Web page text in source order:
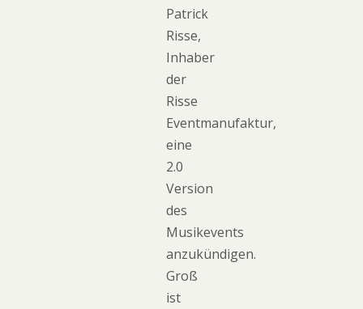
Patrick
Risse,
Inhaber
der
Risse
Eventmanufaktur,
eine
2.0
Version
des
Musikevents
anzukündigen.
Groß
ist